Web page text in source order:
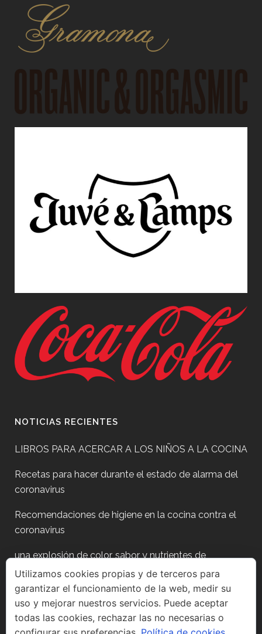
NOTICIAS RECIENTES
LIBROS PARA ACERCAR A LOS NIÑOS A LA COCINA
Recetas para hacer durante el estado de alarma del
coronavirus
Recomendaciones de higiene en la cocina contra el
coronavirus
una explosión de color, sabor y nutrientes de
temporada
Plan para después de fiestas?
Utilizamos cookies propias y de terceros para
garantizar el funcionamiento de la web, medir su
uso y mejorar nuestros servicios. Puede aceptar
todas las cookies, rechazar las no necesarias o